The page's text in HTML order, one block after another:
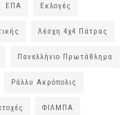
ΕΠΑ Εκλογές
Λέσχη 4χ4 Πάτρας
Πανελλήνιο Πρωτάθλημα
Ράλλυ Ακρόπολις
ΦΙΛΜΠΑ